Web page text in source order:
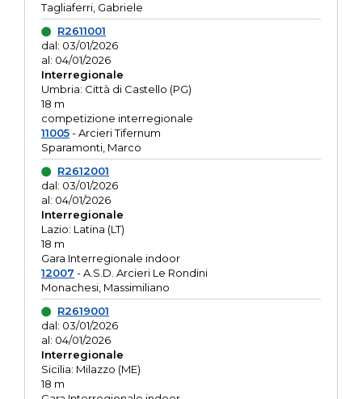
Tagliaferri, Gabriele
R2611001
dal: 03/01/2026
al: 04/01/2026
Interregionale
Umbria: Città di Castello (PG)
18 m
competizione interregionale
11005- Arcieri Tifernum
Sparamonti, Marco
R2612001
dal: 03/01/2026
al: 04/01/2026
Interregionale
Lazio: Latina (LT)
18 m
Gara Interregionale indoor
12007 - A.S.D. Arcieri Le Rondini
Monachesi, Massimiliano
R2619001
dal: 03/01/2026
al: 04/01/2026
Interregionale
Sicilia: Milazzo (ME)
18 m